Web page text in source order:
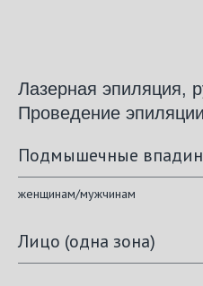
Лазерная эпиляция,
Проведение
Подмышечные
женщинам/мужчинам
Лицо (одна зона)